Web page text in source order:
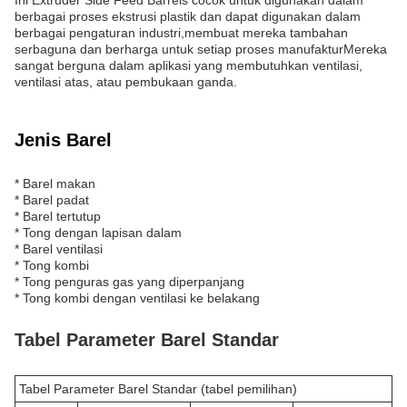
berbagai proses ekstrusi plastik dan dapat digunakan dalam
berbagai pengaturan industri,membuat mereka tambahan
serbaguna dan berharga untuk setiap proses manufakturMereka
sangat berguna dalam aplikasi yang membutuhkan ventilasi,
ventilasi atas, atau pembukaan ganda.
Jenis Barel
* Barel makan
* Barel padat
* Barel tertutup
* Tong dengan lapisan dalam
* Barel ventilasi
* Tong kombi
* Tong penguras gas yang diperpanjang
* Tong kombi dengan ventilasi ke belakang
Tabel Parameter Barel Standar
Tabel Parameter Barel Standar (tabel pemilihan)